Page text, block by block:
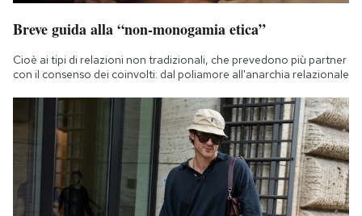
Breve guida alla “non-monogamia etica”
Cioè ai tipi di relazioni non tradizionali, che prevedono più partner
con il consenso dei coinvolti: dal poliamore all'anarchia relazionale